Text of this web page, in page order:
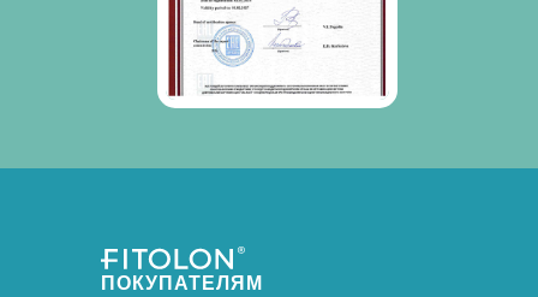
ПОКУПАТЕЛЯМ